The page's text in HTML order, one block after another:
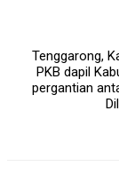
Tenggarong,
PKB dapil
pergantian